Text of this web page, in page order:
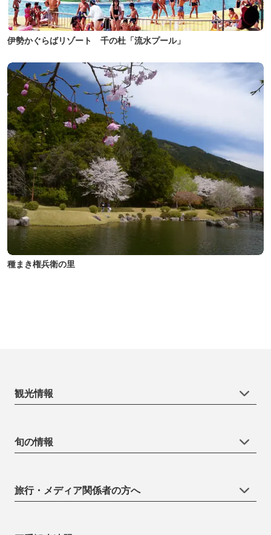
伊勢かぐらばリゾート 千の杜「流水プール」
種まき権兵衛の里
観光情報
旬の情報
旅行・メディア関係者の方へ